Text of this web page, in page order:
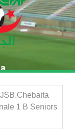
1 B Seniors